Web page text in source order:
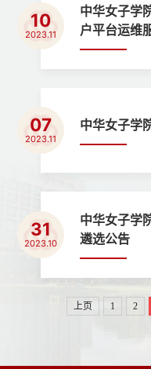
10
2023.11
中华女子学
户平台运维
07
2023.11
中华女子学
31
2023.10
中华女子学
遴选公告
上页 1 2